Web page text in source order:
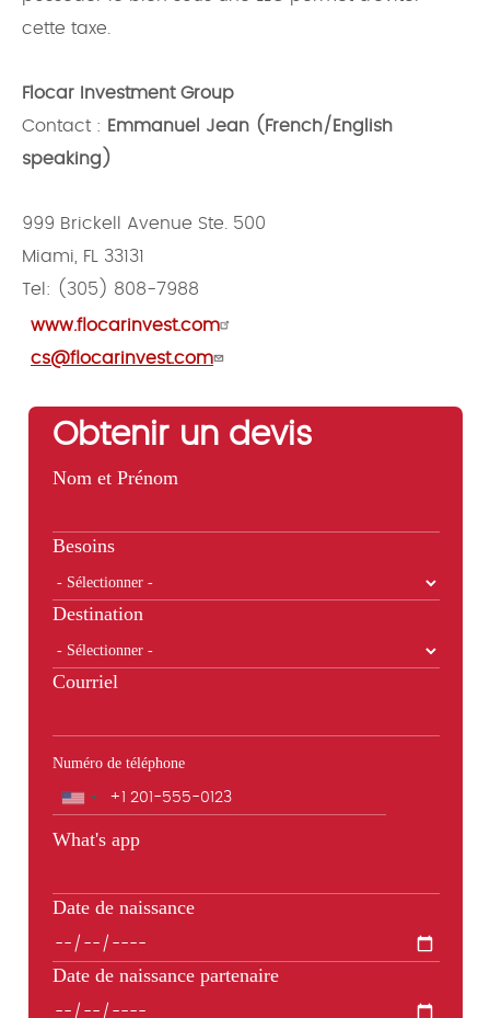
cette taxe.
Flocar Investment Group
Contact :
Emmanuel Jean (French/English
speaking)
999 Brickell Avenue Ste. 500
Miami, FL 33131
Tel: (305) 808-7988
www.flocarinvest.com
cs@flocarinvest.com
Obtenir un devis
Nom et Prénom
Besoins
Destination
Courriel
Numéro de téléphone
Téléphone
What's app
Date de naissance
Date de naissance partenaire